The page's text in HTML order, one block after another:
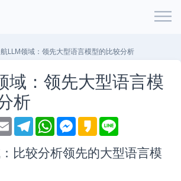
LLM领域：领先大型语言模型的比较分析
域：领先大型语言模
析
E
m
l
T
e
e
g
W
h
t
s
M
e
s
e
K
a
a
o
e
比较分析领先的大型语言模